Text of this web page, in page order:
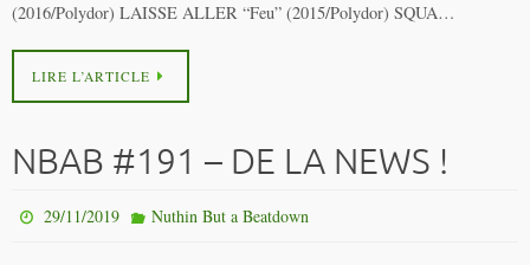
(2016/Polydor) LAISSE ALLER “Feu” (2015/Polydor) SQUA…
LIRE L’ARTICLE
NBAB #191 – DE LA NEWS !
29/11/2019 Nuthin But a Beatdown